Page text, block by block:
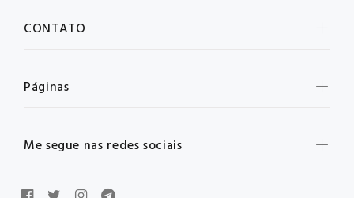
Me segue nas redes sociais
CONTATO
Páginas